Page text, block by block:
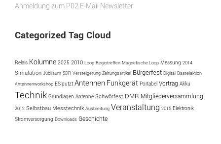
Anmeldung zum P02 E-Mail Newsletter
Categorized Tag Cloud
Relais Kolumne 2025 2010 Loop Regiotreffen Magnetische Loop Messung 2014
Simulation Jubiläum SDR Versteigerung Zeitungsartikel Bürgerfest Digital Bastelaktion
Antennenworkshop ES putzt Antennen Funkgerät Portabel Vortrag Akku
Technik Grundlagen Antenne Schwörfest DMR Mitgliederversammlung
2012 Selbstbau Messtechnik Ausbreitung Veranstaltung 2015 Elektronik
Stromversorgung Downloads Geschichte